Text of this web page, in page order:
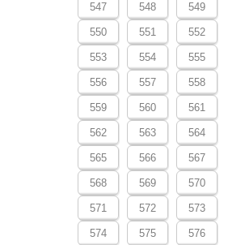
547 548 549
550 551 552
553 554 555
556 557 558
559 560 561
562 563 564
565 566 567
568 569 570
571 572 573
574 575 576